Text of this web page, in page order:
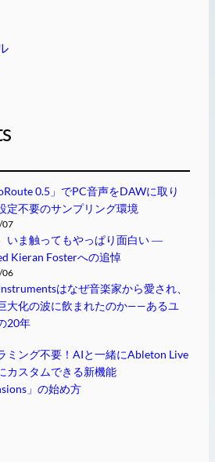
0.5」でPC音声をDAWに取り
定不要のサンプリング環境
07
いま触ってもやっぱり面白い ―
Kieran Fosterへの追悼
06
はなぜ音楽家から愛され、
大化の波に飲まれたのか——あるユ
20年
ミング不要！AIと一緒にAbleton Live
カスタムできる新機能
」の始め方